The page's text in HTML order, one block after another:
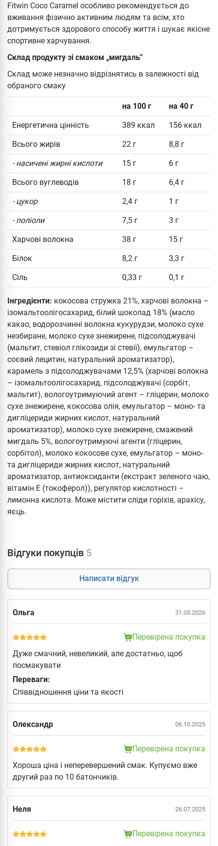
Fitwin Coco Caramel особливо рекомендується до
вживання фізично активним людям та всім, хто
дотримується здорового способу життя і шукає якісне
спортивне харчування.
Склад продукту зі смаком „мигдаль”
Склад може незначно відрізнятись в залежності від
обраного смаку
на 100 г на 40 г
Енергетична цінність 389 ккал 156 ккал
Всього жирів 22 г 8,8 г
- насичені жирні кислоти 15 г 6 г
Всього вуглеводів 18 г 6,4 г
- цукор 2,4 г 1 г
- поліоли 7,5 г 3 г
Харчові волокна 38 г 15 г
Білок 8,2 г 3,3 г
Сіль 0,33 г 0,1 г
Інгредієнти: кокосова стружка 21%, харчові волокна –
ізомальтоолігосахарид, білий шоколад 18% (масло
какао, водорозчинні волокна кукурудзи, молоко сухе
незбиране, молоко сухе знежирене, підсолоджувачі
(мальтит, стевіол глікозиди зі стевії), емульгатор –
соєвий лецитин, натуральний ароматизатор),
карамель з підсолоджувачами 12,5% (харчові волокна
– ізомальтоолігосахарид, підсолоджувачі (сорбіт,
мальтит), вологоутримуючий агент – гліцерин, молоко
сухе знежирене, кокосова олія, емульгатор – моно- та
дигліцериди жирних кислот, натуральний
ароматизатор), молоко сухе знежирене, смажений
мигдаль 5%, вологоутримуючі агенти (гліцерин,
сорбітол), молоко кокосове сухе, емульгатор – моно-
та дигліцериди жирних кислот, натуральний
ароматизатор, антиоксиданти (екстракт зеленого чаю,
вітамін E (токоферол)), регулятор кислотності –
лимонна кислота. Може містити сліди горіхів, арахісу,
яєць.
Відгуки покупців 5
Написати відгук
Ольга 31.05.2026
Перевірена покупка
Дуже смачний, невеликий, але достатньо, щоб
посмакувати
Переваги:
Співвідношення ціни та якості
Олександр 06.10.2025
Перевірена покупка
Хороша ціна і неперевершений смак. Купуємо вже
другий раз по 10 батончиків.
Неля 26.07.2025
Перевірена покупка